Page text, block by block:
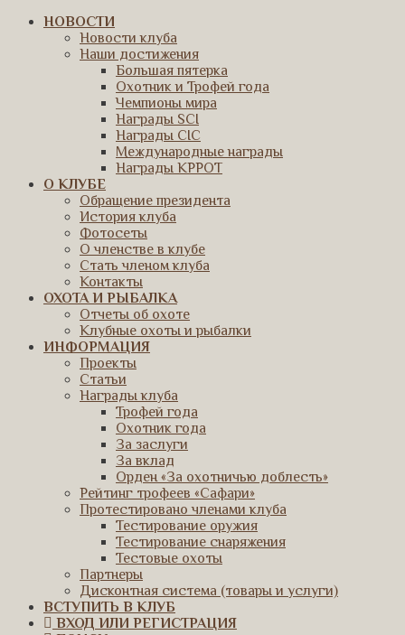
НОВОСТИ
Новости клуба
Наши достижения
Большая пятерка
Охотник и Трофей года
Чемпионы мира
Награды SCI
Награды CIC
Международные награды
Награды КРРОТ
О КЛУБЕ
Обращение президента
История клуба
Фотосеты
О членстве в клубе
Стать членом клуба
Контакты
ОХОТА И РЫБАЛКА
Отчеты об охоте
Клубные охоты и рыбалки
ИНФОРМАЦИЯ
Проекты
Статьи
Награды клуба
Трофей года
Охотник года
За заслуги
За вклад
Орден «За охотничью доблесть»
Рейтинг трофеев «Сафари»
Протестировано членами клуба
Тестирование оружия
Тестирование снаряжения
Тестовые охоты
Партнеры
Дисконтная система (товары и услуги)
ВСТУПИТЬ В КЛУБ
ВХОД ИЛИ РЕГИСТРАЦИЯ